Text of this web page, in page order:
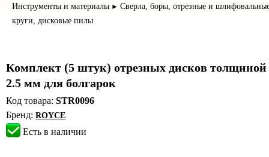
Инструменты и материалы ► Сверла, боры, отрезные и
круги, дисковые пилы
Комплект (5 штук) отрезных дисков толщиной
2.5 мм для болгарок
Код товара: STR0096
Бренд: ROYCE
Есть в наличии